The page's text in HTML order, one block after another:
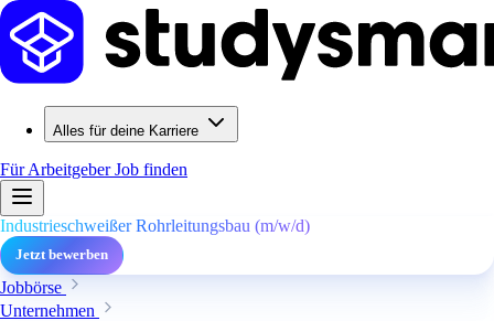
Alles für deine Karriere
Für ArbeitgeberJob finden
Industrieschweißer Rohrleitungsbau (m/w/d)
Jetzt bewerben
Jobbörse
Unternehmen